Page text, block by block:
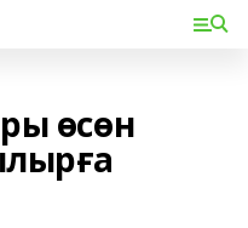
өсөн